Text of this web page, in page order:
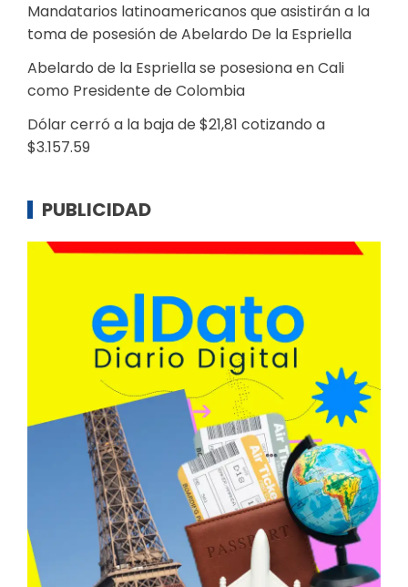
Mandatarios latinoamericanos que asistirán a la
toma de posesión de Abelardo De la Espriella
Abelardo de la Espriella se posesiona en Cali
como Presidente de Colombia
Dólar cerró a la baja de $21,81 cotizando a
$3.157.59
PUBLICIDAD